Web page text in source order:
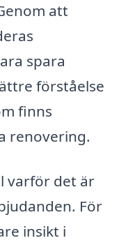
att
spara
förståelse
finns
renovering.
varför det är
För
insikt i